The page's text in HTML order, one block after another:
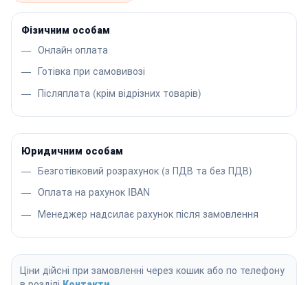
Фізичним особам
Онлайн оплата
Готівка при самовивозі
Післяплата (крім відрізних товарів)
Юридичним особам
Безготівковий розрахунок (з ПДВ та без ПДВ)
Оплата на рахунок IBAN
Менеджер надсилає рахунок після замовлення
Ціни дійсні при замовленні через кошик або по телефону